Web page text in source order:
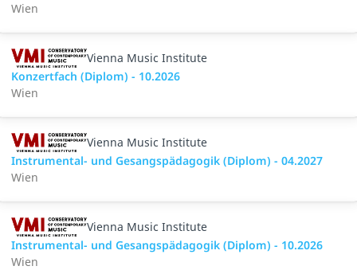
Wien
Vienna Music Institute
Konzertfach (Diplom) - 10.2026
Wien
Vienna Music Institute
Instrumental- und Gesangspädagogik (Diplom) - 04.2027
Wien
Vienna Music Institute
Instrumental- und Gesangspädagogik (Diplom) - 10.2026
Wien